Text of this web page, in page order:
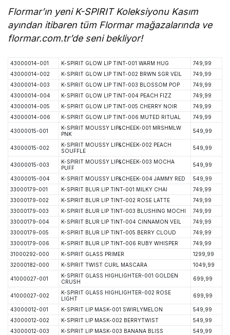
Flormar’ın yeni K-SPIRIT Koleksiyonu Kasım
ayından itibaren tüm Flormar mağazalarında ve
flormar.com.tr’de seni bekliyor!
43000014-001 K-SPIRIT GLOW LIP TINT-001 WARM HUG
749,99
43000014-002
K-SPIRIT GLOW LIP TINT-002 BRWN SGR VEIL
749,99
43000014-003
K-SPIRIT GLOW LIP TINT-003 BLOSSOM POP
749,99
43000014-004
K-SPIRIT GLOW LIP TINT-004 PEACH FIZZ
749,99
43000014-005
K-SPIRIT GLOW LIP TINT-005 CHERRY NOIR
749,99
43000014-006
K-SPIRIT GLOW LIP TINT-006 MUTED RITUAL 749,99
43000015-001
K-SPIRIT MOUSSY LIP&CHEEK-001 MRSHMLW
PNK
549,99
43000015-002
K-SPIRIT MOUSSY LIP&CHEEK-002 PEACH
SOUFFLE
549,99
43000015-003
K-SPIRIT MOUSSY LIP&CHEEK-003 MOCHA
PUFF
549,99
43000015-004 K-SPIRIT MOUSSY LIP&CHEEK-004 JAMMY RED
549,99
33000179-001
K-SPIRIT BLUR LIP TINT-001 MILKY CHAI
749,99
33000179-002
K-SPIRIT BLUR LIP TINT-002 ROSE LATTE
749,99
33000179-003
K-SPIRIT BLUR LIP TINT-003 BLUSHING MOCHI
749,99
33000179-004
K-SPIRIT BLUR LIP TINT-004 CINNAMON VEIL
749,99
33000179-005
K-SPIRIT BLUR LIP TINT-005 BERRY CLOUD
749,99
33000179-006
K-SPIRIT BLUR LIP TINT-006 RUBY WHISPER
749,99
31000292-000
K-SPIRIT GLASS PRIMER
1299,99
32000182-000
K-SPIRIT TWIST CURL MASCARA 1049,99
41000027-001
K-SPIRIT GLASS HIGHLIGHTER-001 GOLDEN
CRUSH
699,99
41000027-002
K-SPIRIT GLASS HIGHLIGHTER-002 ROSE
LIGHT
699,99
43000012-001 K-SPIRIT LIP MASK-001 SWIRLYMELON
549,99
43000012-002
K-SPIRIT LIP MASK-002 BERRYTWIST
549,99
43000012-003
K-SPIRIT LIP MASK-003 BANANA BLISS 549,99